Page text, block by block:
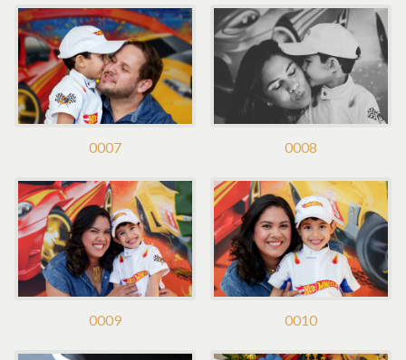
0007 0008
0009 0010